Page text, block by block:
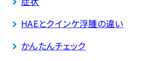
HAEとクインケ浮腫の違い
かんたんチェック